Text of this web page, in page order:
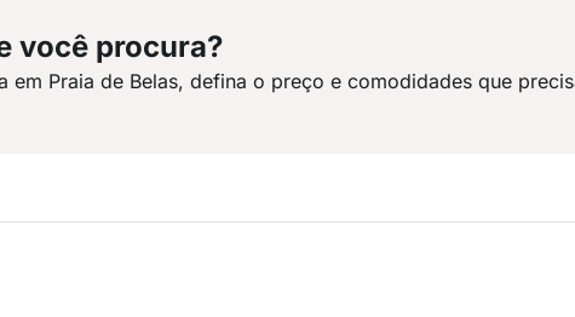
você procura?
em Praia de Belas, defina o preço e comodidades que